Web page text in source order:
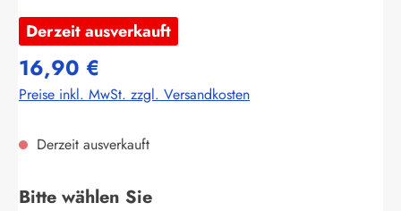
Derzeit ausverkauft
16,90 €
Preise inkl. MwSt. zzgl. Versandkosten
Derzeit ausverkauft
Bitte wählen Sieauswählen